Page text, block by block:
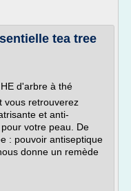
tea tree
d'arbre à thé
vous retrouverez
et anti-
votre peau. De
: pouvoir antiseptique
donne un remède